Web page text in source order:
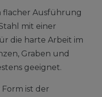
flacher Ausführung
mit einer
die harte Arbeit im
Graben und
geeignet.
ist der